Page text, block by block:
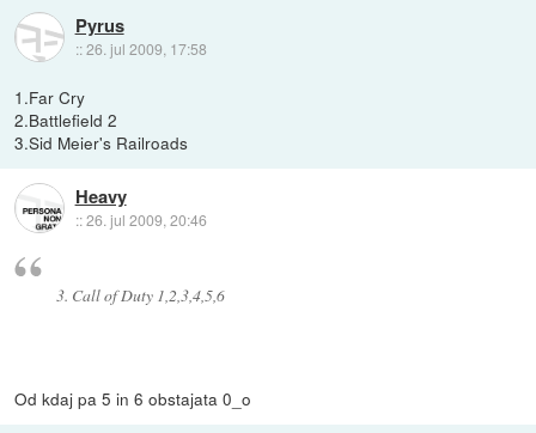
Pyrus
::26. jul 2009, 17:58
1.Far Cry
2.Battlefield 2
3.Sid Meier's Railroads
Heavy
::26. jul 2009, 20:46
3. Call of Duty 1,2,3,4,5,6
Od kdaj pa 5 in 6 obstajata 0_o